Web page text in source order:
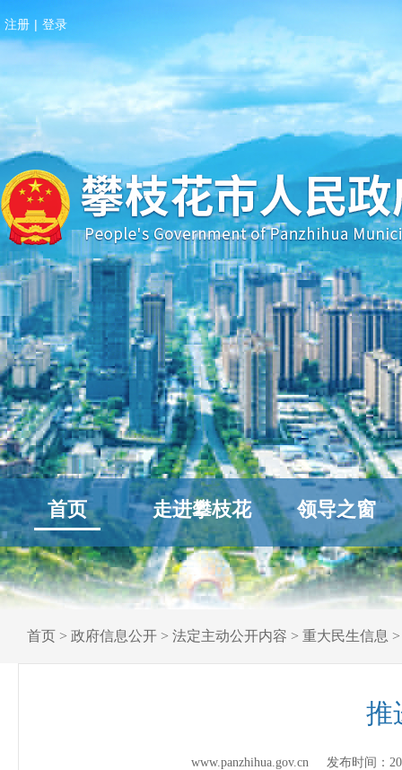
注册 | 登录
首页 走进攀枝花 领导之窗
首页 > 政府信息公开 > 法定主动公开内容 > 重大民生信息
推
www.panzhihua.gov.cn 发布时间：